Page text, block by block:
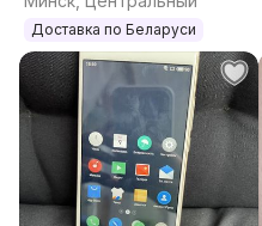
Доставка по Беларуси